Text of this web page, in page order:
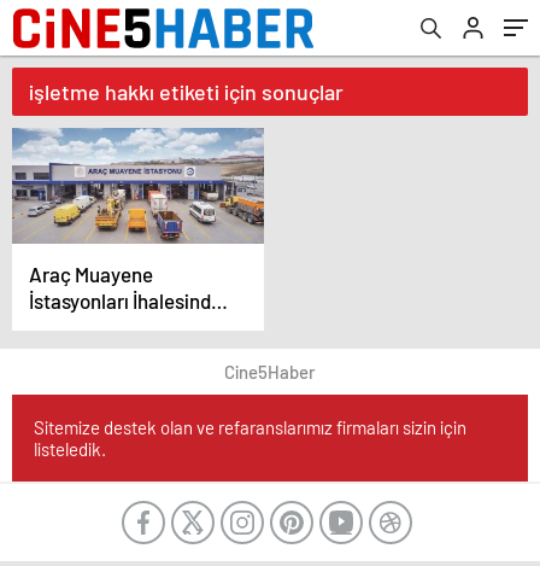
işletme hakkı etiketi için sonuçlar
Araç Muayene
İstasyonları İhalesinde
En Yüksek Teklif
MOI’den
Cine5Haber
Sitemize destek olan ve refaranslarımız firmaları sizin için
listeledik.